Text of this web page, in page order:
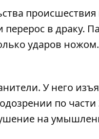
в драку.
ударов
У него
по части
на